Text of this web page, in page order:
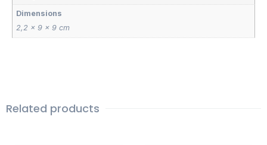
Dimensions
2,2 × 9 × 9 cm
Related products